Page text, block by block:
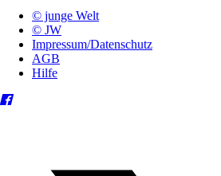
© junge Welt
© JW
Impressum/Datenschutz
AGB
Hilfe